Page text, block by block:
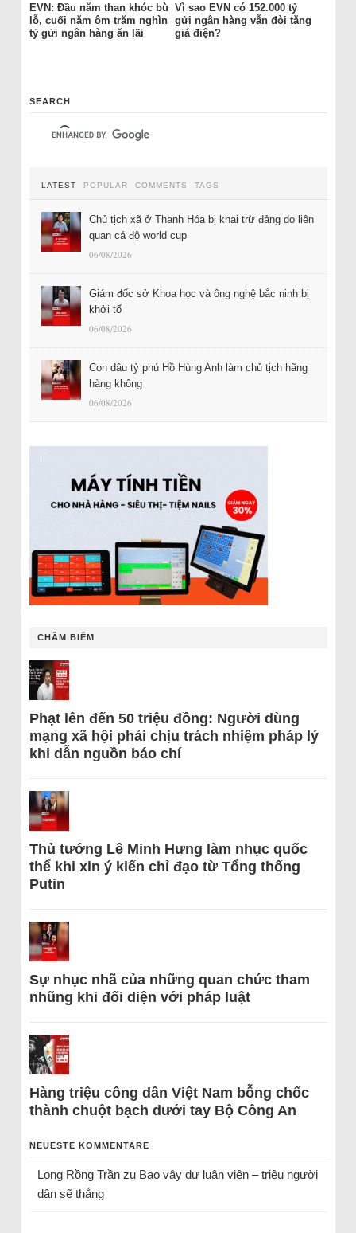
EVN: Đầu năm than khóc bù
lỗ, cuối năm ôm trăm nghìn
tỷ gửi ngân hàng ăn lãi
Vì sao EVN có 152.000 tỷ
gửi ngân hàng vẫn đòi tăng
giá điện?
SEARCH
LATEST POPULAR COMMENTS TAGS
Chủ tịch xã ở Thanh Hóa bị khai trừ đảng do liên
quan cá độ world cup
06/08/2026
Giám đốc sở Khoa học và ông nghệ bắc ninh bị
khởi tố
06/08/2026
Con dâu tỷ phú Hồ Hùng Anh làm chủ tịch hãng
hàng không
06/08/2026
CHÂM BIẾM
Phạt lên đến 50 triệu đồng: Người dùng
mạng xã hội phải chịu trách nhiệm pháp lý
khi dẫn nguồn báo chí
Thủ tướng Lê Minh Hưng làm nhục quốc
thể khi xin ý kiến chỉ đạo từ Tổng thống
Putin
Sự nhục nhã của những quan chức tham
nhũng khi đối diện với pháp luật
Hàng triệu công dân Việt Nam bỗng chốc
thành chuột bạch dưới tay Bộ Công An
NEUESTE KOMMENTARE
Long Rồng Trầnzu Bao vây dư luận viên – triệu người
dân sẽ thắng